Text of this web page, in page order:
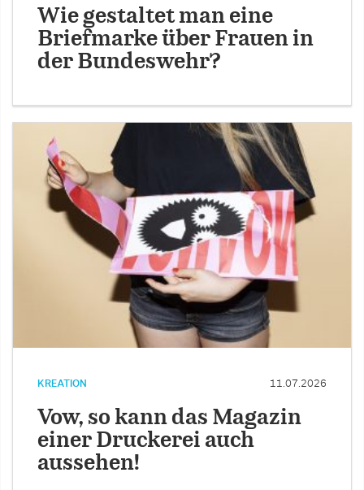
Wie gestaltet man eine
Briefmarke über Frauen in
der Bundeswehr?
KREATION 11.07.2026
Vow, so kann das Magazin
einer Druckerei auch
aussehen!